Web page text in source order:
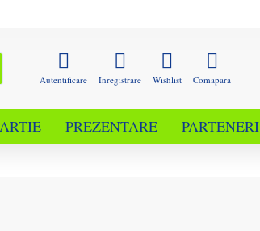
Autentificare Inregistrare Wishlist Comapara
PREZENTARE PARTENERI